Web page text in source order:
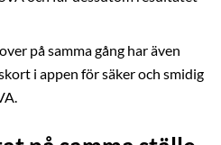
på samma gång har även
i appen för säker och smidig